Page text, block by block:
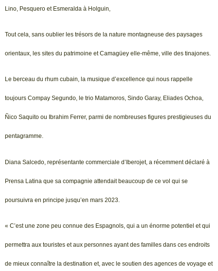
Lino, Pesquero et Esmeralda à Holguin,
Tout cela, sans oublier les trésors de la nature montagneuse des paysages
orientaux, les sites du patrimoine et Camagüey elle-même, ville des tinajones.
Le berceau du rhum cubain, la musique d’excellence qui nous rappelle
toujours Compay Segundo, le trio Matamoros, Sindo Garay, Eliades Ochoa,
Ñico Saquito ou Ibrahim Ferrer, parmi de nombreuses figures prestigieuses du
pentagramme.
Diana Salcedo, représentante commerciale d’Iberojet, a récemment déclaré à
Prensa Latina que sa compagnie attendait beaucoup de ce vol qui se
poursuivra en principe jusqu’en mars 2023.
« C’est une zone peu connue des Espagnols, qui a un énorme potentiel et qui
permettra aux touristes et aux personnes ayant des familles dans ces endroits
de mieux connaître la destination et, avec le soutien des agences de voyage et